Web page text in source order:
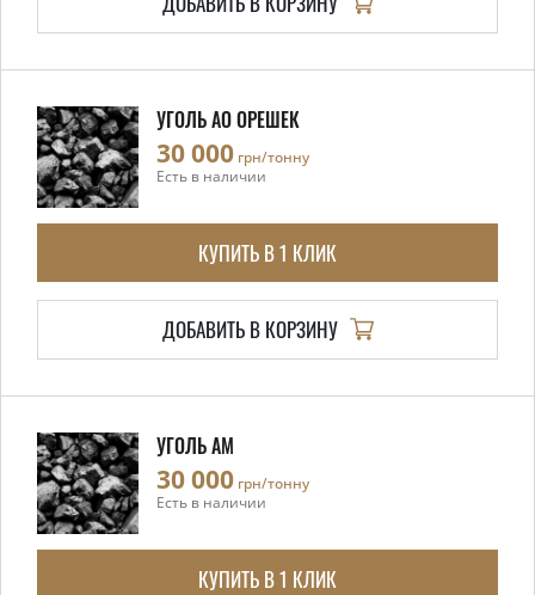
УГОЛЬ АО ОРЕШЕК
30 000 грн/тонну
Есть в наличии
КУПИТЬ В 1 КЛИК
ДОБАВИТЬ В КОРЗИНУ
УГОЛЬ АМ
30 000 грн/тонну
Есть в наличии
КУПИТЬ В 1 КЛИК